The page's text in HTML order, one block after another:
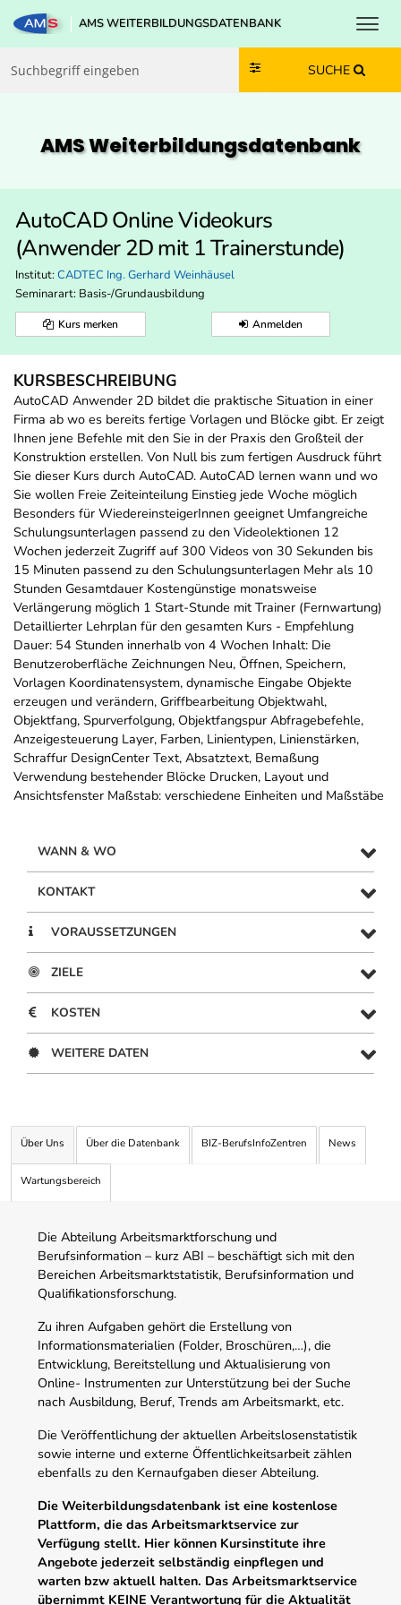
Zum Inhalt springen
Zum Navmenü springen
Zur Suche springen
Zur Footer springen
AMS WEITERBILDUNGSDATENBANK
SUCHE
AMS Weiterbildungs­datenbank
AutoCAD Online Videokurs
(Anwender 2D mit 1 Trainerstunde)
Institut: CADTEC Ing. Gerhard Weinhäusel
Seminarart: Basis-/Grundausbildung
Kurs merken Anmelden
KURSBESCHREIBUNG
AutoCAD Anwender 2D bildet die praktische Situation in einer
Firma ab wo es bereits fertige Vorlagen und Blöcke gibt. Er zeigt
Ihnen jene Befehle mit den Sie in der Praxis den Großteil der
Konstruktion erstellen. Von Null bis zum fertigen Ausdruck führt
Sie dieser Kurs durch AutoCAD. AutoCAD lernen wann und wo
Sie wollen Freie Zeiteinteilung Einstieg jede Woche möglich
Besonders für WiedereinsteigerInnen geeignet Umfangreiche
Schulungsunterlagen passend zu den Videolektionen 12
Wochen jederzeit Zugriff auf 300 Videos von 30 Sekunden bis
15 Minuten passend zu den Schulungsunterlagen Mehr als 10
Stunden Gesamtdauer Kostengünstige monatsweise
Verlängerung möglich 1 Start-Stunde mit Trainer (Fernwartung)
Detaillierter Lehrplan für den gesamten Kurs - Empfehlung
Dauer: 54 Stunden innerhalb von 4 Wochen Inhalt: Die
Benutzeroberfläche Zeichnungen Neu, Öffnen, Speichern,
Vorlagen Koordinatensystem, dynamische Eingabe Objekte
erzeugen und verändern, Griffbearbeitung Objektwahl,
Objektfang, Spurverfolgung, Objektfangspur Abfragebefehle,
Anzeigesteuerung Layer, Farben, Linientypen, Linienstärken,
Schraffur DesignCenter Text, Absatztext, Bemaßung
Verwendung bestehender Blöcke Drucken, Layout und
Ansichtsfenster Maßstab: verschiedene Einheiten und Maßstäbe
WANN & WO
KONTAKT
VORAUSSETZUNGEN
ZIELE
KOSTEN
WEITERE DATEN
Über Uns Über die Datenbank BIZ-BerufsInfoZentren News
Wartungsbereich
Die Abteilung Arbeitsmarktforschung und
Berufsinformation – kurz ABI – beschäftigt sich mit den
Bereichen Arbeitsmarktstatistik, Berufsinformation und
Qualifikationsforschung.
Zu ihren Aufgaben gehört die Erstellung von
Informationsmaterialien (Folder, Broschüren,…), die
Entwicklung, Bereitstellung und Aktualisierung von
Online- Instrumenten zur Unterstützung bei der Suche
nach Ausbildung, Beruf, Trends am Arbeitsmarkt, etc.
Die Veröffentlichung der aktuellen Arbeitslosenstatistik
sowie interne und externe Öffentlichkeitsarbeit zählen
ebenfalls zu den Kernaufgaben dieser Abteilung.
Die Weiterbildungsdatenbank ist eine kostenlose
Plattform, die das Arbeitsmarktservice zur
Verfügung stellt. Hier können Kursinstitute ihre
Angebote jederzeit selbständig einpflegen und
warten bzw aktuell halten. Das Arbeitsmarktservice
übernimmt KEINE Verantwortung für die Aktualität